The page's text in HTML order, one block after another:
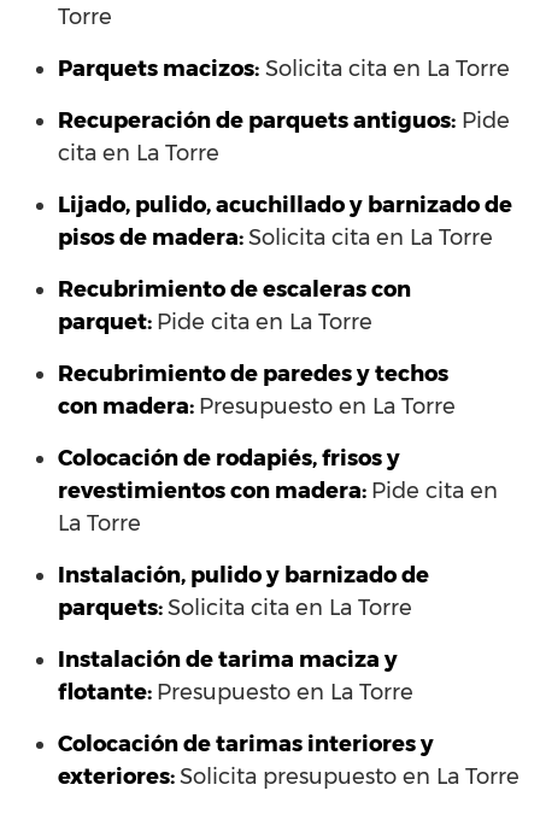
Torre
Parquets macizos: Solicita cita en La Torre
Recuperación de parquets antiguos: Pide
cita en La Torre
Lijado, pulido, acuchillado y barnizado de
pisos de madera:Solicita cita en La Torre
Recubrimiento de escaleras con
parquet: Pide cita en La Torre
Recubrimiento de paredes y techos
con madera: Presupuesto en La Torre
Colocación de rodapiés, frisos y
revestimientos con madera: Pide cita en
La Torre
Instalación, pulido y barnizado de
parquets:Solicita cita en La Torre
Instalación de tarima maciza y
flotante: Presupuesto en La Torre
Colocación de tarimas interiores y
exteriores:Solicita presupuesto en La Torre